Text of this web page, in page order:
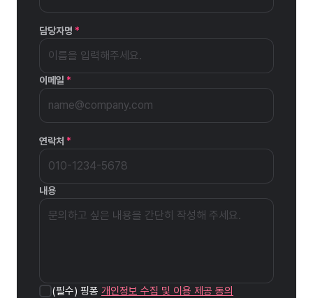
담당자명 *
이메일 *
연락처 *
내용
(필수) 핑퐁 개인정보 수집 및 이용 제공 동의